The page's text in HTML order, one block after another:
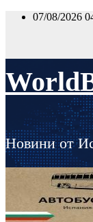
Skip
07/08/2026
Новини от